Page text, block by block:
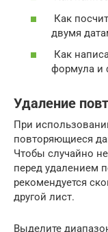
Как
двумя
Как
формула и
Удаление
При
повторяющиеся
Чтобы случайно
перед удалением
рекомендуется
другой лист.
Выделите